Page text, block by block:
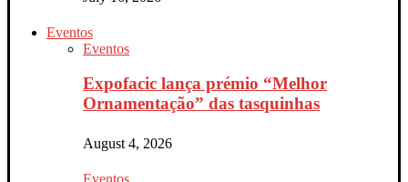
Eventos
Eventos
Expofacic lança prémio “Melhor
Ornamentação” das tasquinhas
August 4, 2026
Eventos